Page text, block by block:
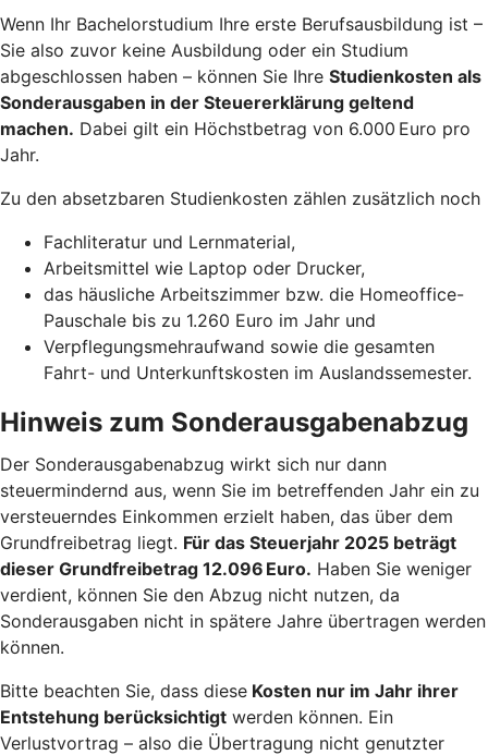
Wenn Ihr Bachelorstudium Ihre erste Berufsausbildung ist –
Sie also zuvor keine Ausbildung oder ein Studium
abgeschlossen haben – können Sie Ihre Studienkosten als
Sonderausgaben in der Steuererklärung geltend
machen. Dabei gilt ein Höchstbetrag von 6.000 Euro pro
Jahr.
Zu den absetzbaren Studienkosten zählen zusätzlich noch
Fachliteratur und Lernmaterial,
Arbeitsmittel wie Laptop oder Drucker,
das häusliche Arbeitszimmer bzw. die Homeoffice-
Pauschale bis zu 1.260 Euro im Jahr und
Verpflegungsmehraufwand sowie die gesamten
Fahrt- und Unterkunftskosten im Auslandssemester.
Hinweis zum Sonderausgabenabzug
Der Sonderausgabenabzug wirkt sich nur dann
steuermindernd aus, wenn Sie im betreffenden Jahr ein zu
versteuerndes Einkommen erzielt haben, das über dem
Grundfreibetrag liegt. Für das Steuerjahr 2025 beträgt
dieser Grundfreibetrag 12.096 Euro. Haben Sie weniger
verdient, können Sie den Abzug nicht nutzen, da
Sonderausgaben nicht in spätere Jahre übertragen werden
können.
Bitte beachten Sie, dass diese Kosten nur im Jahr ihrer
Entstehung berücksichtigt werden können. Ein
Verlustvortrag – also die Übertragung nicht genutzter